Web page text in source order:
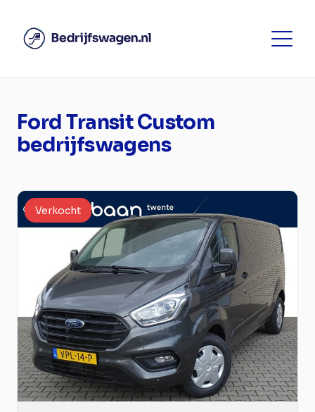
Ford Transit Custom
bedrijfswagens
Verkocht